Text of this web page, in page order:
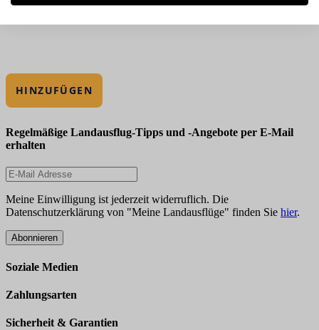
HINZUFÜGEN
Regelmäßige Landausflug-Tipps und -Angebote per E-Mail
erhalten
Meine Einwilligung ist jederzeit widerruflich. Die
Datenschutzerklärung von "Meine Landausflüge" finden Sie hier.
Abonnieren
Soziale Medien
Zahlungsarten
Sicherheit & Garantien